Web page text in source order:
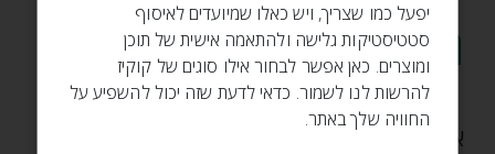
יפעל כמו שצריך, ויש כאלו שמיועדים לאיסוף
סטטיסטיקות גלישה ולהתאמה אישית של תוכן
ומוצרים. כאן אפשר לבחור אילו סוגים של קוקיז
להרשות לנו לשמור. כדאי לדעת שזה יכול להשפיע על
החוויה שלך באתר.
הסיפור שלנו
אייר חיפה היא חברת התעופה של הצפון